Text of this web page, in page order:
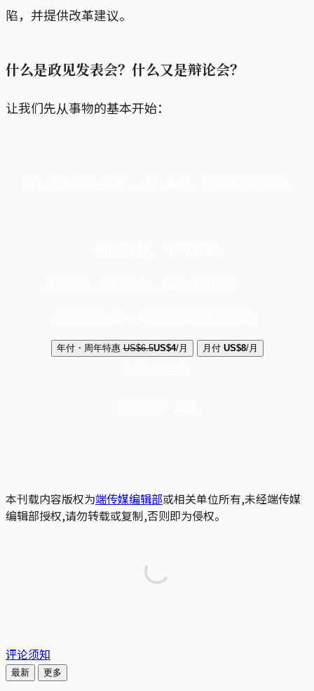
陷，并提供改革建议。
什么是政见发表会？什么又是辩论会？
让我们先从事物的基本开始：
年付・周年特惠 US$6.5US$4/月 月付 US$8/月
本刊载内容版权为端传媒编辑部或相关单位所有,未经端传媒
编辑部授权,请勿转载或复制,否则即为侵权。
评论须知
最新 更多